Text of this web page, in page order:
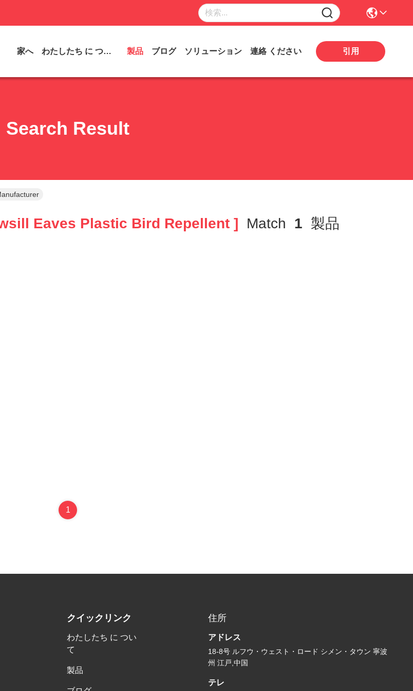
家へ わたしたち に つい て 製品 ブログ ソリューション 連絡 ください 引用
Search Result
Eaves Plastic Bird Repellent ] Match 1 製品
1
クイックリンク
わたしたち に つい
て
製品
住所
アドレス
18-8号 ルフウ・ウェスト・ロード シメン・タウン 寧波
州 江戸,中国
テレ